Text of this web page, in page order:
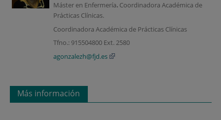
Máster en Enfermería. Coordinadora Académica de
Prácticas Clínicas.
Coordinadora Académica de Prácticas Clínicas
Tfno.: 915504800 Ext. 2580
agonzalezh@fjd.es
Más información